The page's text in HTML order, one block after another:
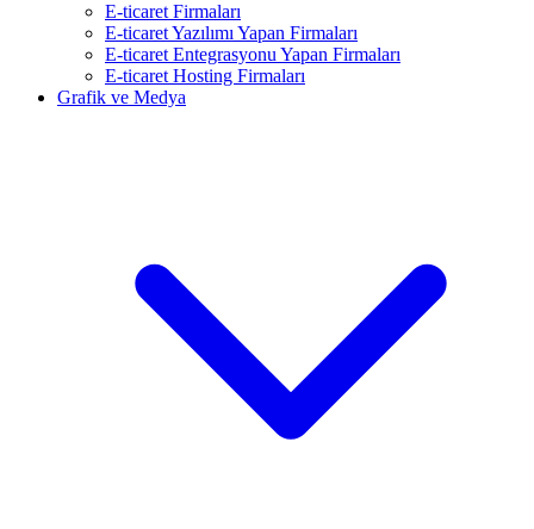
E-ticaret Firmaları
E-ticaret Yazılımı Yapan Firmaları
E-ticaret Entegrasyonu Yapan Firmaları
E-ticaret Hosting Firmaları
Grafik ve Medya